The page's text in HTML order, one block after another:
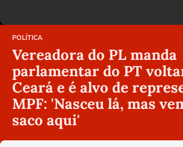
POLÍTICA
Vereadora do PL manda
parlamentar do PT
Ceará e é alvo de
MPF: 'Nasceu lá, mas
saco aqui'